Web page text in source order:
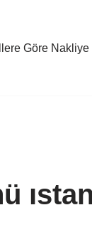
İllere Göre Nakliye